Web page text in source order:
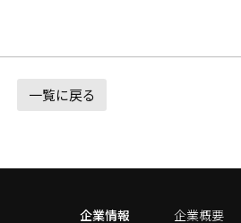
一覧に戻る
企業情報 企業概要